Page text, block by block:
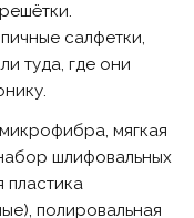
салфетки,
туда, где они
мягкая
шлифовальных
пластика
полировальная